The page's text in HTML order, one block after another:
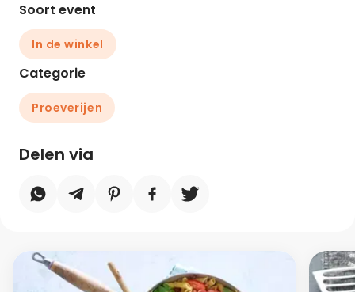
Soort event
In de winkel
Categorie
Proeverijen
Delen via